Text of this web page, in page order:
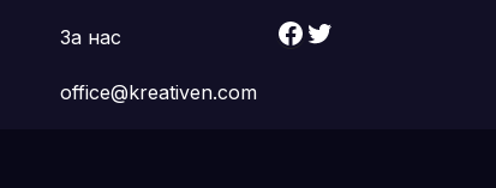
За нас
office@kreativen.com
Facebook Twitter